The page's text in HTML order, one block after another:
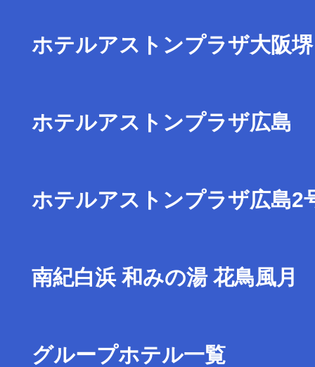
ホテルアストンプラザ大阪堺
ホテルアストンプラザ広島
ホテルアストンプラザ広島2
南紀白浜 和みの湯 花鳥風月
グループホテル一覧